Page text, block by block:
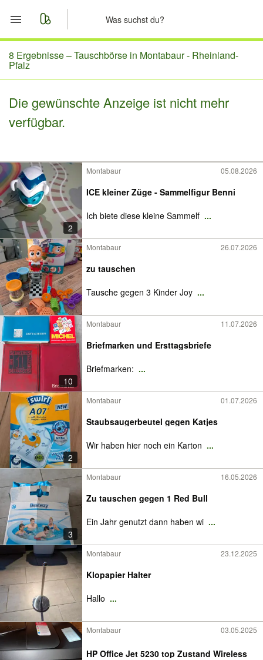
Start
Merkliste
Nachrichten
8 Ergebnisse –Tauschbörse in Montabaur - Rheinland-
Pfalz
Die gewünschte Anzeige ist nicht mehr
verfügbar.
2
Montabaur 05.08.2026
ICE kleiner Züge - Sammelfigur Benni
Ich biete diese kleine Sammelf ...
Montabaur 26.07.2026
zu tauschen
Tausche gegen 3 Kinder Joy ...
10
Montabaur 11.07.2026
Briefmarken und Ersttagsbriefe
Briefmarken: ...
2
Montabaur 01.07.2026
Staubsaugerbeutel gegen Katjes
Wir haben hier noch ein Karton ...
3
Montabaur 16.05.2026
Zu tauschen gegen 1 Red Bull
Ein Jahr genutzt dann haben wi ...
Montabaur 23.12.2025
Klopapier Halter
Hallo ...
Montabaur 03.05.2025
HP Office Jet 5230 top Zustand Wireless